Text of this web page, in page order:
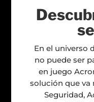
En el universo
no puede ser
en juego
solución que va
Seguridad,